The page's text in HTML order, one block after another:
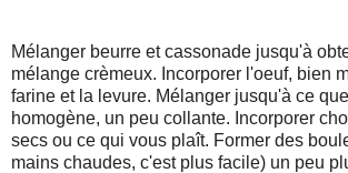
Mélanger beurre et cassonade jusqu'à
mélange crèmeux. Incorporer l'oeuf, bien
farine et la levure. Mélanger jusqu'à ce
homogène, un peu collante. Incorporer
secs ou ce qui vous plaît. Former des
mains chaudes, c'est plus facile) un peu